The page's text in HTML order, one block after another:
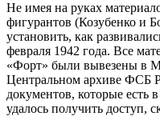
Не имея на руках
фигурантов (Козубенко и
установить, как
февраля 1942 года. Все
«Форт» были вывезены в
Центральном архиве ФСБ
документов, которые есть
удалось получить доступ,